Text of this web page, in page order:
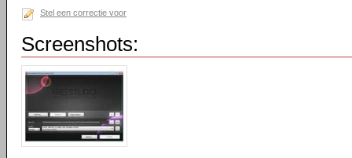
Stel een correctie voor
Screenshots: